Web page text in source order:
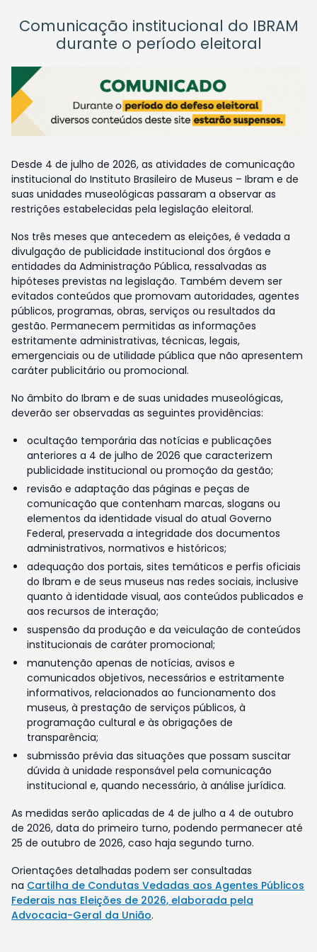
Comunicação institucional do IBRAM
durante o período eleitoral
Desde 4 de julho de 2026, as atividades de comunicação
institucional do Instituto Brasileiro de Museus – Ibram e de
suas unidades museológicas passaram a observar as
restrições estabelecidas pela legislação eleitoral.
Nos três meses que antecedem as eleições, é vedada a
divulgação de publicidade institucional dos órgãos e
entidades da Administração Pública, ressalvadas as
hipóteses previstas na legislação. Também devem ser
evitados conteúdos que promovam autoridades, agentes
públicos, programas, obras, serviços ou resultados da
gestão. Permanecem permitidas as informações
estritamente administrativas, técnicas, legais,
emergenciais ou de utilidade pública que não apresentem
caráter publicitário ou promocional.
No âmbito do Ibram e de suas unidades museológicas,
deverão ser observadas as seguintes providências:
ocultação temporária das notícias e publicações
anteriores a 4 de julho de 2026 que caracterizem
publicidade institucional ou promoção da gestão;
revisão e adaptação das páginas e peças de
comunicação que contenham marcas, slogans ou
elementos da identidade visual do atual Governo
Federal, preservada a integridade dos documentos
administrativos, normativos e históricos;
adequação dos portais, sites temáticos e perfis oficiais
do Ibram e de seus museus nas redes sociais, inclusive
quanto à identidade visual, aos conteúdos publicados e
aos recursos de interação;
suspensão da produção e da veiculação de conteúdos
institucionais de caráter promocional;
manutenção apenas de notícias, avisos e
comunicados objetivos, necessários e estritamente
informativos, relacionados ao funcionamento dos
museus, à prestação de serviços públicos, à
programação cultural e às obrigações de
transparência;
submissão prévia das situações que possam suscitar
dúvida à unidade responsável pela comunicação
institucional e, quando necessário, à análise jurídica.
As medidas serão aplicadas de 4 de julho a 4 de outubro
de 2026, data do primeiro turno, podendo permanecer até
25 de outubro de 2026, caso haja segundo turno.
Orientações detalhadas podem ser consultadas
na Cartilha de Condutas Vedadas aos Agentes Públicos
Federais nas Eleições de 2026, elaborada pela
Advocacia-Geral da União.